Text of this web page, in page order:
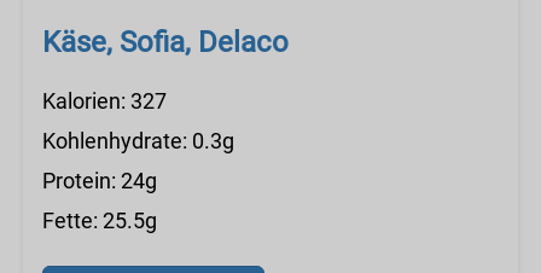
Käse, Sofia, Delaco
Kalorien: 327
Kohlenhydrate: 0.3g
Protein: 24g
Fette: 25.5g